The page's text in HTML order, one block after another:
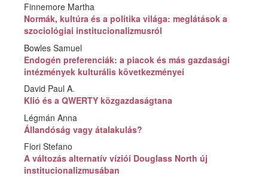
Finnemore Martha
Normák, kultúra és a politika világa: meglátások a
szociológiai institucionalizmusról
Bowles Samuel
Endogén preferenciák: a piacok és más gazdasági
intézmények kulturális következményei
David Paul A.
Klió és a QWERTY közgazdaságtana
Légmán Anna
Állandóság vagy átalakulás?
Fiori Stefano
A változás alternatív víziói Douglass North új
institucionalizmusában